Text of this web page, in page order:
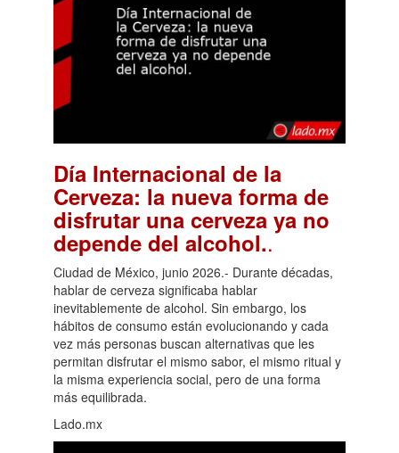
Día Internacional de la
Cerveza: la nueva forma de
disfrutar una cerveza ya no
depende del alcohol..
Ciudad de México, junio 2026.- Durante décadas,
hablar de cerveza significaba hablar
inevitablemente de alcohol. Sin embargo, los
hábitos de consumo están evolucionando y cada
vez más personas buscan alternativas que les
permitan disfrutar el mismo sabor, el mismo ritual y
la misma experiencia social, pero de una forma
más equilibrada.
Lado.mx